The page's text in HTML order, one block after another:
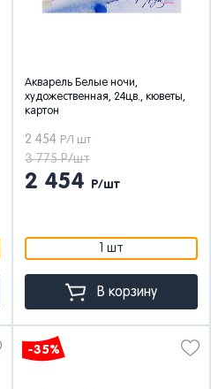
Акварель Белые ночи,
художественная, 24цв., кюветы,
картон
2 454 Р/1 шт
3 775 Р/шт
2 454 Р/шт
1 шт
В корзину
-35%